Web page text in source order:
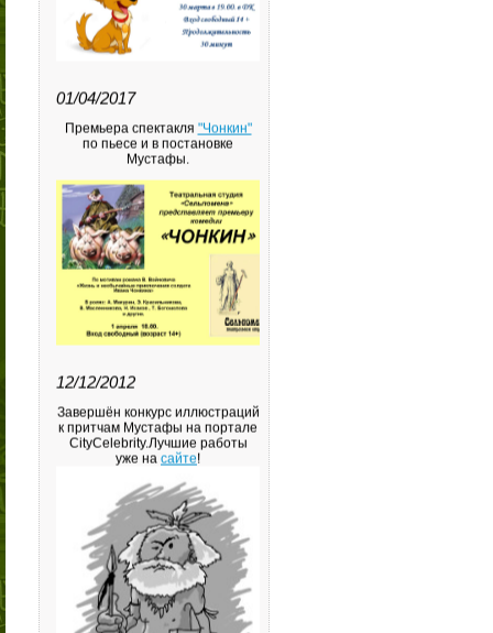
Премьера спектакля"Чонкин"
по пьесе и в постановке
Мустафы.
12/12/2012
Завершён конкурс иллюстраций
к притчам Мустафы на портале
CityCelebrity.Лучшие работы
уже насайте!